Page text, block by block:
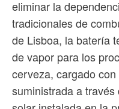
eliminar la
tradicionales de
de Lisboa, la batería
de vapor para los
cerveza, cargado
suministrada a